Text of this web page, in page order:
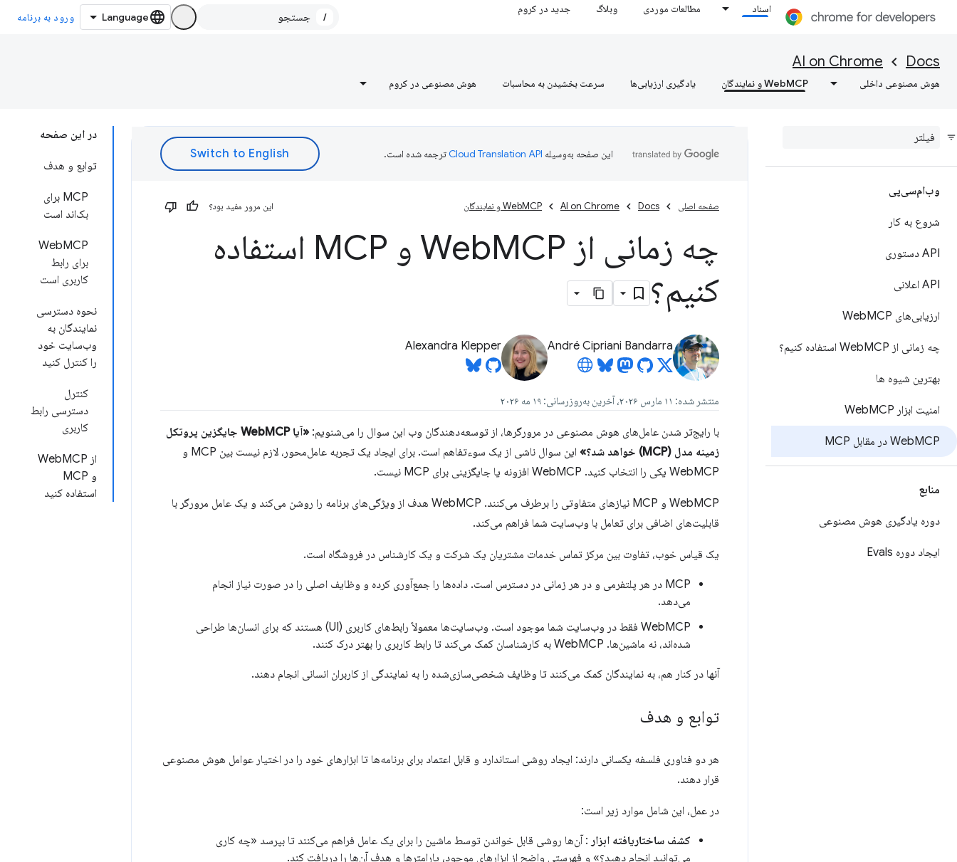
اسناد مطالعات موردی وبلاگ جدید در کروم
/ ورود به برنامه
Docs
AI on Chrome
هوش مصنوعی داخلی WebMCP و نمایندگان یادگیری ارزیابی‌ها سرعت بخشیدن به محاسبات هوش مصنوعی در کروم
وب‌ام‌سی‌پی
شروع به کار
API دستوری
API اعلانی
ارزیابی‌های Web MCP
چه زمانی از Web MCP استفاده کنیم؟
بهترین شیوه ها
امنیت ابزار Web MCP
WebMCP در مقابل MCP
منابع
دوره یادگیری هوش مصنوعی
ایجاد دوره Evals
در این صفحه
توابع و هدف
MCP برای
بک‌اند است
WebMCP
برای رابط
کاربری است
نحوه دسترسی
نمایندگان به
وب‌سایت خود
را کنترل کنید
کنترل
دسترسی رابط
کاربری
از WebMCP
و MCP
استفاده کنید
این صفحه به‌وسیله ترجمه شده است.
صفحه اصلی Docs
AI on Chrome WebMCP و نمایندگان این مرور مفید بود؟
چه زمانی از Web
MCP و MCP استفاده
کنیم؟
André Cipriani Bandarra
Alexandra Klepper
منتشر شده: ۱۱ مارس ۲۰۲۶، آخرین به‌روزرسانی: ۱۹ مه ۲۰۲۶
با رایج‌تر شدن عامل‌های هوش مصنوعی در مرورگرها، از توسعه‌دهندگان وب این سوال را می‌شنویم:
«آیا WebMCP جایگزین پروتکل
زمینه مدل (MCP) خواهد شد؟»
این سوال ناشی از یک سوءتفاهم است. برای ایجاد یک تجربه عامل‌محور، لازم نیست بین MCP و
WebMCP یکی را انتخاب کنید. WebMCP افزونه یا جایگزینی برای MCP نیست.
WebMCP و MCP نیازهای متفاوتی را برطرف می‌کنند. WebMCP هدف از ویژگی‌های برنامه را روشن می‌کند و یک عامل مرورگر با
قابلیت‌های اضافی برای تعامل با وب‌سایت شما فراهم می‌کند.
یک قیاس خوب، تفاوت بین مرکز تماس خدمات مشتریان یک شرکت و یک کارشناس در فروشگاه است.
MCP در هر پلتفرمی و در هر زمانی در دسترس است. داده‌ها را جمع‌آوری کرده و وظایف اصلی را در صورت نیاز انجام
می‌دهد.
WebMCP فقط در وب‌سایت شما موجود است. وب‌سایت‌ها معمولاً رابط‌های کاربری (UI) هستند که برای انسان‌ها طراحی
شده‌اند، نه ماشین‌ها. WebMCP به کارشناسان کمک می‌کند تا رابط کاربری را بهتر درک کنند.
آنها در کنار هم، به نمایندگان کمک می‌کنند تا وظایف شخصی‌سازی‌شده را به نمایندگی از کاربران انسانی انجام دهند.
توابع و هدف
هر دو فناوری فلسفه یکسانی دارند: ایجاد روشی استاندارد و قابل اعتماد برای برنامه‌ها تا ابزارهای خود را در اختیار عوامل هوش مصنوعی
قرار دهند.
در عمل، این شامل موارد زیر است:
کشف ساختاریافته ابزار : آن‌ها روشی قابل خواندن توسط ماشین را برای یک عامل فراهم می‌کنند تا بپرسد «چه کاری
می‌توانید انجام دهید؟» و فهرستی واضح از ابزارهای موجود، پارامترها و هدف آن‌ها را دریافت کند.